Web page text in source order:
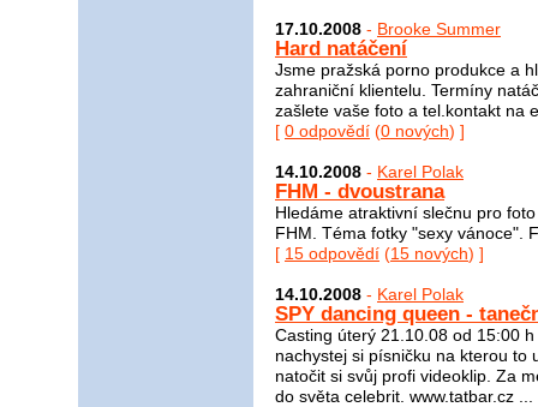
17.10.2008 - Brooke Summer
Hard natáčení
Jsme pražská porno produkce a
zahraniční klientelu. Termíny
zašlete vaše foto a tel.kontakt na
[ 0 odpovědí (0 nových) ]
14.10.2008 - Karel Polak
FHM - dvoustrana
Hledáme atraktivní slečnu pro
FHM. Téma fotky "sexy vánoce".
[ 15 odpovědí (15 nových) ]
14.10.2008 - Karel Polak
SPY dancing queen -
Casting úterý 21.10.08 od 15:00
nachystej si písničku na kterou
natočit si svůj profi videoklip. Za
do světa celebrit. www.tatbar.cz ...